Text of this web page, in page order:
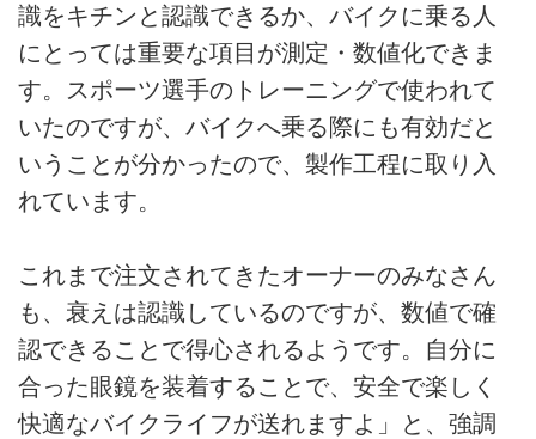
識をキチンと認識できるか、バイクに乗る人
にとっては重要な項目が測定・数値化できま
す。スポーツ選手のトレーニングで使われて
いたのですが、バイクへ乗る際にも有効だと
いうことが分かったので、製作工程に取り入
れています。
これまで注文されてきたオーナーのみなさん
も、衰えは認識しているのですが、数値で確
認できることで得心されるようです。自分に
合った眼鏡を装着することで、安全で楽しく
快適なバイクライフが送れますよ」と、強調